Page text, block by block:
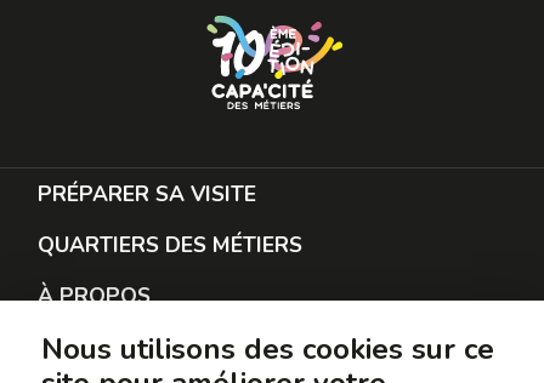
PRÉPARER SA VISITE
QUARTIERS DES MÉTIERS
À PROPOS
RESTER EN CONTACT
Nous utilisons des cookies sur ce